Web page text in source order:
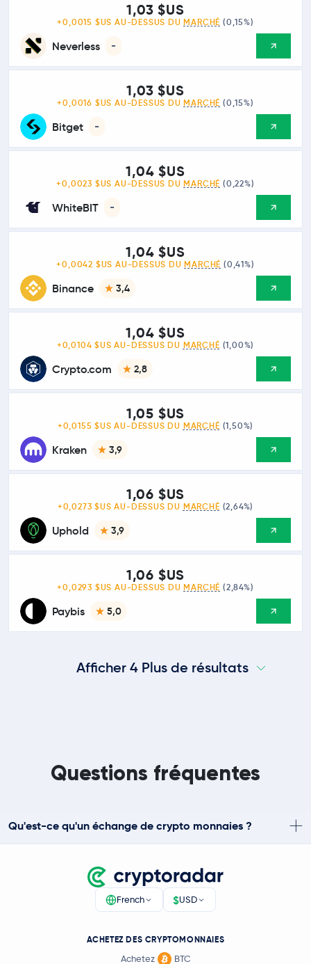
Neverless -
1,03 $US
+0,0015 $US AU-DESSUS DU MARCHÉ (0,15%)
Bitget -
1,03 $US
+0,0016 $US AU-DESSUS DU MARCHÉ (0,15%)
WhiteBIT -
1,04 $US
+0,0023 $US AU-DESSUS DU MARCHÉ (0,22%)
Binance 3,4
1,04 $US
+0,0042 $US AU-DESSUS DU MARCHÉ (0,41%)
Crypto.com 2,8
1,04 $US
+0,0104 $US AU-DESSUS DU MARCHÉ (1,00%)
Kraken 3,9
1,05 $US
+0,0155 $US AU-DESSUS DU MARCHÉ (1,50%)
Uphold 3,9
1,06 $US
+0,0273 $US AU-DESSUS DU MARCHÉ (2,64%)
Paybis 5,0
1,06 $US
+0,0293 $US AU-DESSUS DU MARCHÉ (2,84%)
Afficher 4 Plus de résultats
Questions fréquentes
Qu'est-ce qu'un échange de crypto monnaies ?
French $USD
ACHETEZ DES CRYPTOMONNAIES
Achetez
BTC